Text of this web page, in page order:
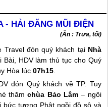
- HẢI ĐĂNG MŨI ĐIỆN
(Ăn : Trưa, tối)
Travel đón quý khách tại Nhà
Bài, HDV làm thủ tục cho Quý
Hòa lúc07h15
đón Quý khách về TP. Tuy
thămchùa Bảo Lâm – ngôi
bức tượng Phật ngồi đồ sộ và